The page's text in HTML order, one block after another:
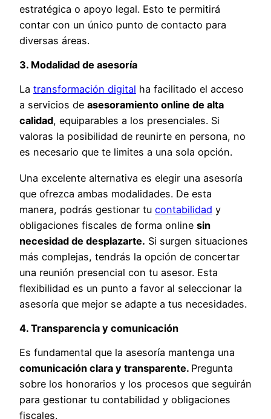
estratégica o apoyo legal. Esto te permitirá
contar con un único punto de contacto para
diversas áreas.
3. Modalidad de asesoría
La transformación digital ha facilitado el acceso
a servicios de asesoramiento online de alta
calidad, equiparables a los presenciales. Si
valoras la posibilidad de reunirte en persona, no
es necesario que te limites a una sola opción.
Una excelente alternativa es elegir una asesoría
que ofrezca ambas modalidades. De esta
manera, podrás gestionar tu contabilidad y
obligaciones fiscales de forma online sin
necesidad de desplazarte. Si surgen situaciones
más complejas, tendrás la opción de concertar
una reunión presencial con tu asesor. Esta
flexibilidad es un punto a favor al seleccionar la
asesoría que mejor se adapte a tus necesidades.
4. Transparencia y comunicación
Es fundamental que la asesoría mantenga una
comunicación clara y transparente. Pregunta
sobre los honorarios y los procesos que seguirán
para gestionar tu contabilidad y obligaciones
fiscales.